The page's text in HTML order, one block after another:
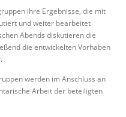
ihre Ergebnisse, die mit
und weiter bearbeitet
Abends diskutieren die
die entwickelten Vorhaben
werden im Anschluss an
Arbeit der beteiligten